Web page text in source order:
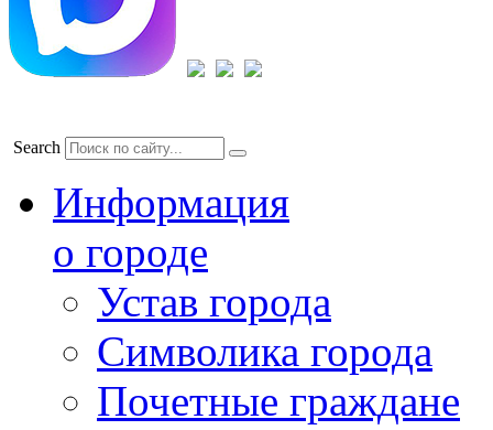
Search
Информация
о городе
Устав города
Символика города
Почетные граждане